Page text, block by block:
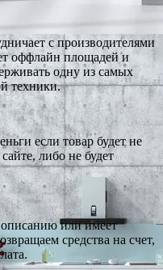
с производителями
оффлайн площадей и
одну из самых
техники.
если товар будет не
либо не будет
описанию или имеет
средства на счет,